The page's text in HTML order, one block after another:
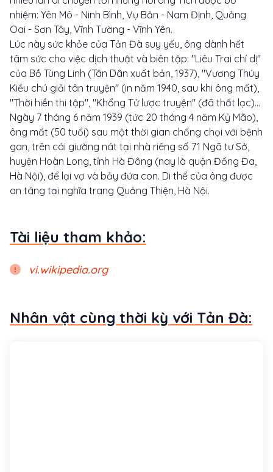
nhiệm: Yên Mô - Ninh Bình, Vụ Bản - Nam Định, Quảng
Oai - Sơn Tây, Vĩnh Tường - Vĩnh Yên.
Lúc này sức khỏe của Tản Đà suy yếu, ông dành hết
tâm sức cho việc dịch thuật và biên tập: "Liêu Trai chí dị"
của Bồ Tùng Linh (Tân Dân xuất bản, 1937), "Vương Thúy
Kiều chú giải tân truyện" (in năm 1940, sau khi ông mất),
"Thời hiền thi tập", "Khổng Tử lược truyện" (đã thất lạc)...
Ngày 7 tháng 6 năm 1939 (tức 20 tháng 4 năm Kỷ Mão),
ông mất (50 tuổi) sau một thời gian chống chọi với bệnh
gan, trên cái giường nát tại nhà riêng số 71 Ngã tư Sở,
huyện Hoàn Long, tỉnh Hà Đông (nay là quận Đống Đa,
Hà Nội), để lại vợ và bảy đứa con. Di thể của ông được
an táng tại nghĩa trang Quảng Thiện, Hà Nội.
Tài liệu tham khảo:
vi.wikipedia.org
Nhân vật cùng thời kỳ với Tản Đà: